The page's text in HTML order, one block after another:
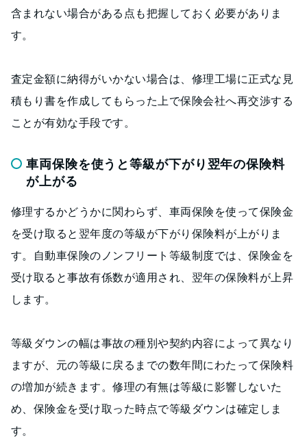
含まれない場合がある点も把握しておく必要がありま
す。
査定金額に納得がいかない場合は、修理工場に正式な見
積もり書を作成してもらった上で保険会社へ再交渉する
ことが有効な手段です。
車両保険を使うと等級が下がり翌年の保険料
が上がる
修理するかどうかに関わらず、車両保険を使って保険金
を受け取ると翌年度の等級が下がり保険料が上がりま
す。自動車保険のノンフリート等級制度では、保険金を
受け取ると事故有係数が適用され、翌年の保険料が上昇
します。
等級ダウンの幅は事故の種別や契約内容によって異なり
ますが、元の等級に戻るまでの数年間にわたって保険料
の増加が続きます。修理の有無は等級に影響しないた
め、保険金を受け取った時点で等級ダウンは確定しま
す。